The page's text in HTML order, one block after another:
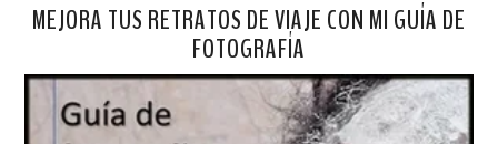
MEJORA TUS RETRATOS DE VIAJE CON MI GUÍA DE
FOTOGRAFÍA